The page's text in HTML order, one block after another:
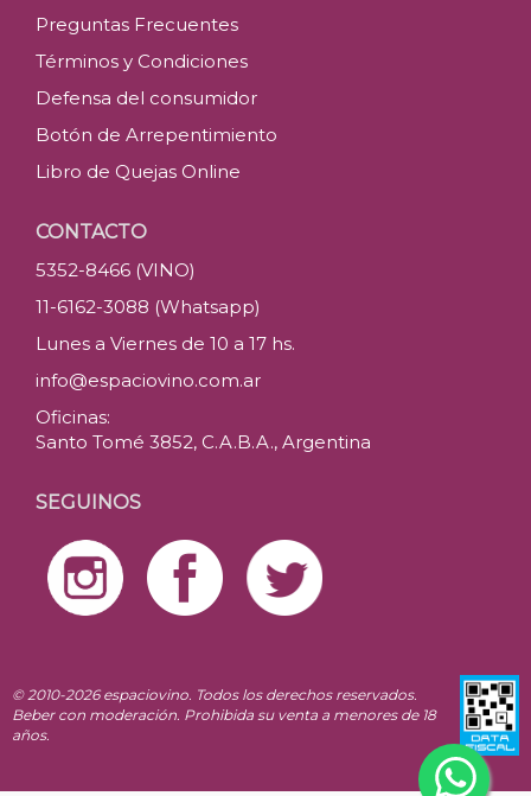
Preguntas Frecuentes
Términos y Condiciones
Defensa del consumidor
Botón de Arrepentimiento
Libro de Quejas Online
CONTACTO
5352-8466 (VINO)
11-6162-3088 (Whatsapp)
Lunes a Viernes de 10 a 17 hs.
info@espaciovino.com.ar
Oficinas:
Santo Tomé 3852, C.A.B.A., Argentina
SEGUINOS
© 2010-2026 espaciovino. Todos los derechos reservados.
Beber con moderación. Prohibida su venta a menores de 18
años.